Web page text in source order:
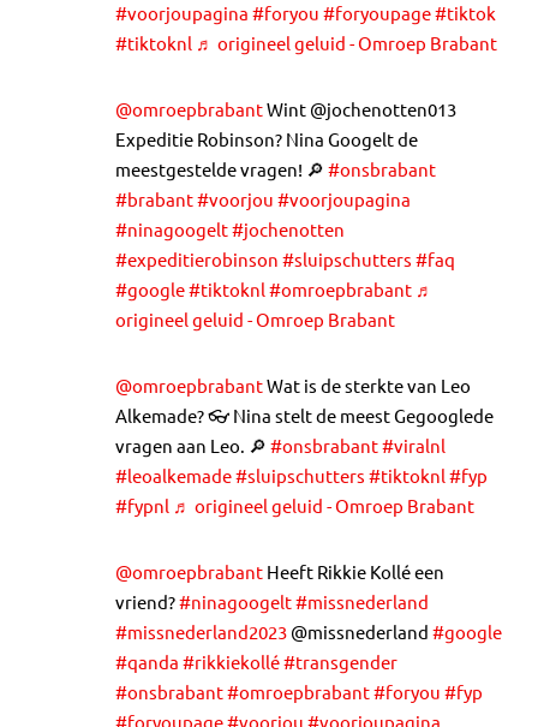
#voorjoupagina #foryou #foryoupage#tiktok
#tiktoknl ♬ origineel geluid - Omroep Brabant
@omroepbrabantWint @jochenotten013
Expeditie Robinson? Nina Googelt de
meestgestelde vragen! 🔎 #onsbrabant
#brabant#voorjou #voorjoupagina
#ninagoogelt#jochenotten
#expeditierobinson #sluipschutters #faq
#google#tiktoknl #omroepbrabant ♬
origineel geluid - Omroep Brabant
@omroepbrabantWat is de sterkte van Leo
Alkemade? 👓 Nina stelt de meest Gegooglede
vragen aan Leo. 🔎 #onsbrabant#viralnl
#leoalkemade#sluipschutters #tiktoknl #fyp
#fypnl ♬ origineel geluid - Omroep Brabant
@omroepbrabant Heeft Rikkie Kollé een
vriend?#ninagoogelt#missnederland
#missnederland2023 @missnederland #google
#qanda #rikkiekollé#transgender
#onsbrabant#omroepbrabant#foryou #fyp
#foryoupage#voorjou #voorjoupagina